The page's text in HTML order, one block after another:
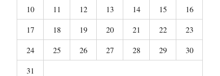
10
11 12 13 14 15
16
17
18 19 20 21 22
23
24
25 26 27 28 29
30
31